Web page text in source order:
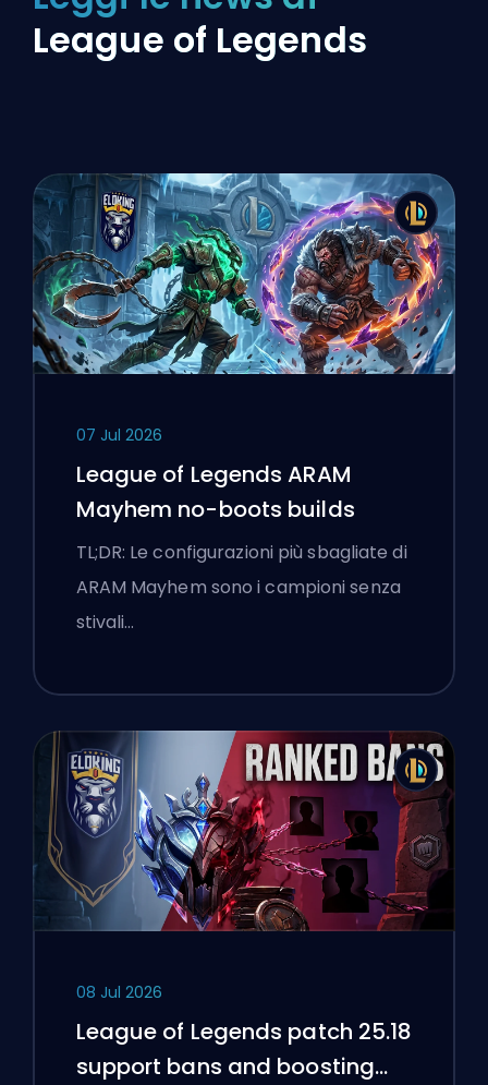
League of Legends
07 Jul 2026
League of Legends ARAM
Mayhem no-boots builds
TL;DR: Le configurazioni più sbagliate di
ARAM Mayhem sono i campioni senza
stivali…
08 Jul 2026
League of Legends patch 25.18
support bans and boosting